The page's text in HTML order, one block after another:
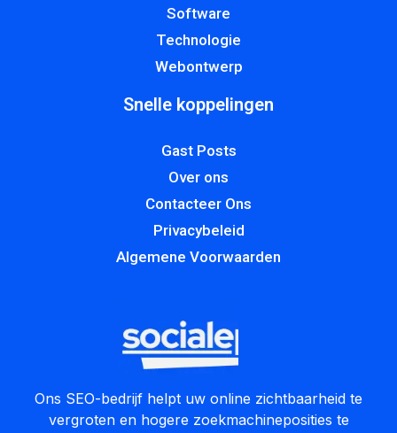
Software
Technologie
Webontwerp
Snelle koppelingen
Gast Posts
Over ons
Contacteer Ons
Privacybeleid
Algemene Voorwaarden
Ons SEO-bedrijf helpt uw online zichtbaarheid te
vergroten en hogere zoekmachineposities te